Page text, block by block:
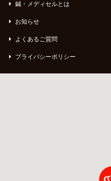
Total Beauty
Voice
鍼・メディセルとは
お知らせ
よくあるご質問
プライバシーポリシー